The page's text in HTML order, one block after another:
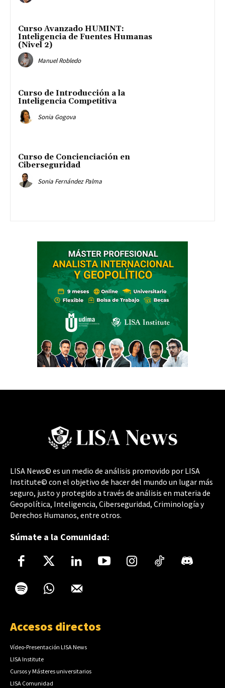
Curso Avanzado HUMINT:
Inteligencia de Fuentes Humanas
(Nivel 2)
Manuel Robledo
Curso de Introducción a la
Inteligencia Competitiva
Sonia Gogova
Curso de Concienciación en
Ciberseguridad
Sonia Fernández Palma
LISA News© es un medio de análisis promovido por LISA
Institute© con el objetivo de hacer del mundo un lugar más
seguro, justo y protegido a través de análisis en materia de
Geopolítica, Inteligencia, Ciberseguridad, Criminología y
Derechos Humanos, entre otros.
Súmate a la Comunidad:
Accesos directos
Vídeo-Presentación LISA News
LISA Institute
Cursos y Másteres universitarios
LISA Comunidad